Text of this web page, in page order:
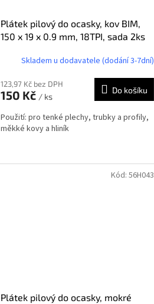
Plátek pilový do ocasky, kov BIM,
150 x 19 x 0.9 mm, 18TPI, sada 2ks
Skladem u dodavatele (dodání 3-7dní)
123,97 Kč bez DPH
150 Kč / ks
Do košíku
Použití: pro tenké plechy, trubky a profily,
měkké kovy a hliník
Plátek pilový do ocasky, mokré
Kód: 56H043